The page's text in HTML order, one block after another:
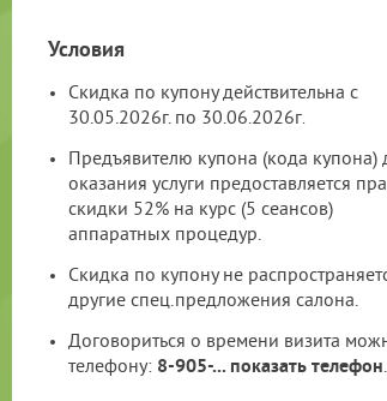
Условия
Скидка по купону действительна с
30.05.2026г. по 30.06.2026г.
Предъявителю купона (кода купона)
оказания услуги предоставляется
скидки 52% на курс (5 сеансов)
аппаратных процедур.
Скидка по купону не
другие спец.предложения салона.
Договориться о времени визита
телефону: 8-905-... показать телефон.